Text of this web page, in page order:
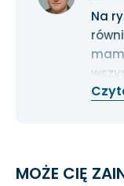
Na
MOŻE CIĘ